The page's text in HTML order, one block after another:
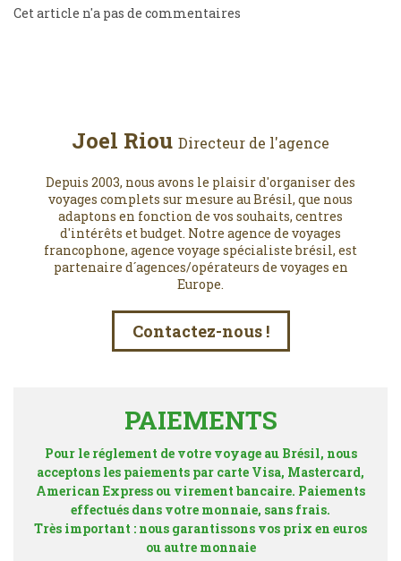
Cet article n'a pas de commentaires
Joel Riou Directeur de l'agence
Depuis 2003, nous avons le plaisir d'organiser des
voyages complets sur mesure au Brésil, que nous
adaptons en fonction de vos souhaits, centres
d'intérêts et budget. Notre agence de voyages
francophone, agence voyage spécialiste brésil, est
partenaire d´agences/opérateurs de voyages en
Europe.
Contactez-nous !
PAIEMENTS
Pour le réglement de votre voyage au Brésil, nous
acceptons les paiements par carte Visa, Mastercard,
American Express ou virement bancaire. Paiements
effectués dans votre monnaie, sans frais.
Très important : nous garantissons vos prix en euros
ou autre monnaie